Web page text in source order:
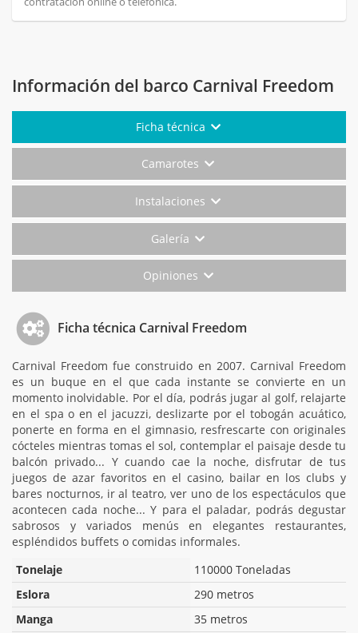
Información del barco Carnival Freedom
Ficha técnica
Camarotes
Instalaciones
Galería
Opiniones
Ficha técnica Carnival Freedom
Carnival Freedom fue construido en 2007. Carnival Freedom
es un buque en el que cada instante se convierte en un
momento inolvidable. Por el día, podrás jugar al golf, relajarte
en el spa o en el jacuzzi, deslizarte por el tobogán acuático,
ponerte en forma en el gimnasio, resfrescarte con originales
cócteles mientras tomas el sol, contemplar el paisaje desde tu
balcón privado... Y cuando cae la noche, disfrutar de tus
juegos de azar favoritos en el casino, bailar en los clubs y
bares nocturnos, ir al teatro, ver uno de los espectáculos que
acontecen cada noche... Y para el paladar, podrás degustar
sabrosos y variados menús en elegantes restaurantes,
espléndidos buffets o comidas informales.
Tonelaje
110000 Toneladas
Eslora
290 metros
Manga
35 metros